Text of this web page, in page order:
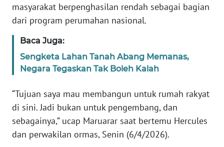
masyarakat berpenghasilan rendah sebagai bagian
dari program perumahan nasional.
Baca Juga:
Sengketa Lahan Tanah Abang Memanas,
Negara Tegaskan Tak Boleh Kalah
“Tujuan saya mau membangun untuk rumah rakyat
di sini. Jadi bukan untuk pengembang, dan
sebagainya,” ucap Maruarar saat bertemu Hercules
dan perwakilan ormas, Senin (6/4/2026).
WN
WN
JAKARTA
WN
JABAR
WN
BANTEN